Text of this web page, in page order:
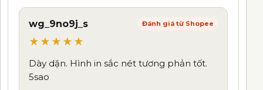
wg_9no9j_s Đánh giá từ Shopee
★★★★★
Dày dặn. Hình in sắc nét tương phản tốt.
5sao